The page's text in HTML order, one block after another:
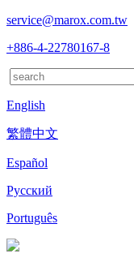
service@marox.com.tw
+886-4-22780167-8
English
繁體中文
Español
Русский
Português